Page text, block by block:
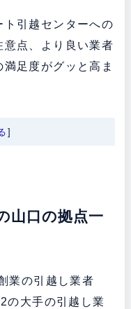
引越センターへの
点、より良い業者
足度がグッと高ま
山口の拠点一
業の引越し業者
の大手の引越し業